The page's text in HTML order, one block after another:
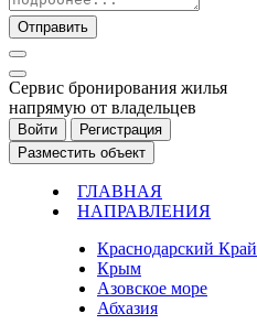
Отправить
Cервис бронирования жилья
напрямую от владельцев
Войти
Регистрация
Разместить объект
ГЛАВНАЯ
НАПРАВЛЕНИЯ
Краснодарский Край
Крым
Азовское море
Абхазия